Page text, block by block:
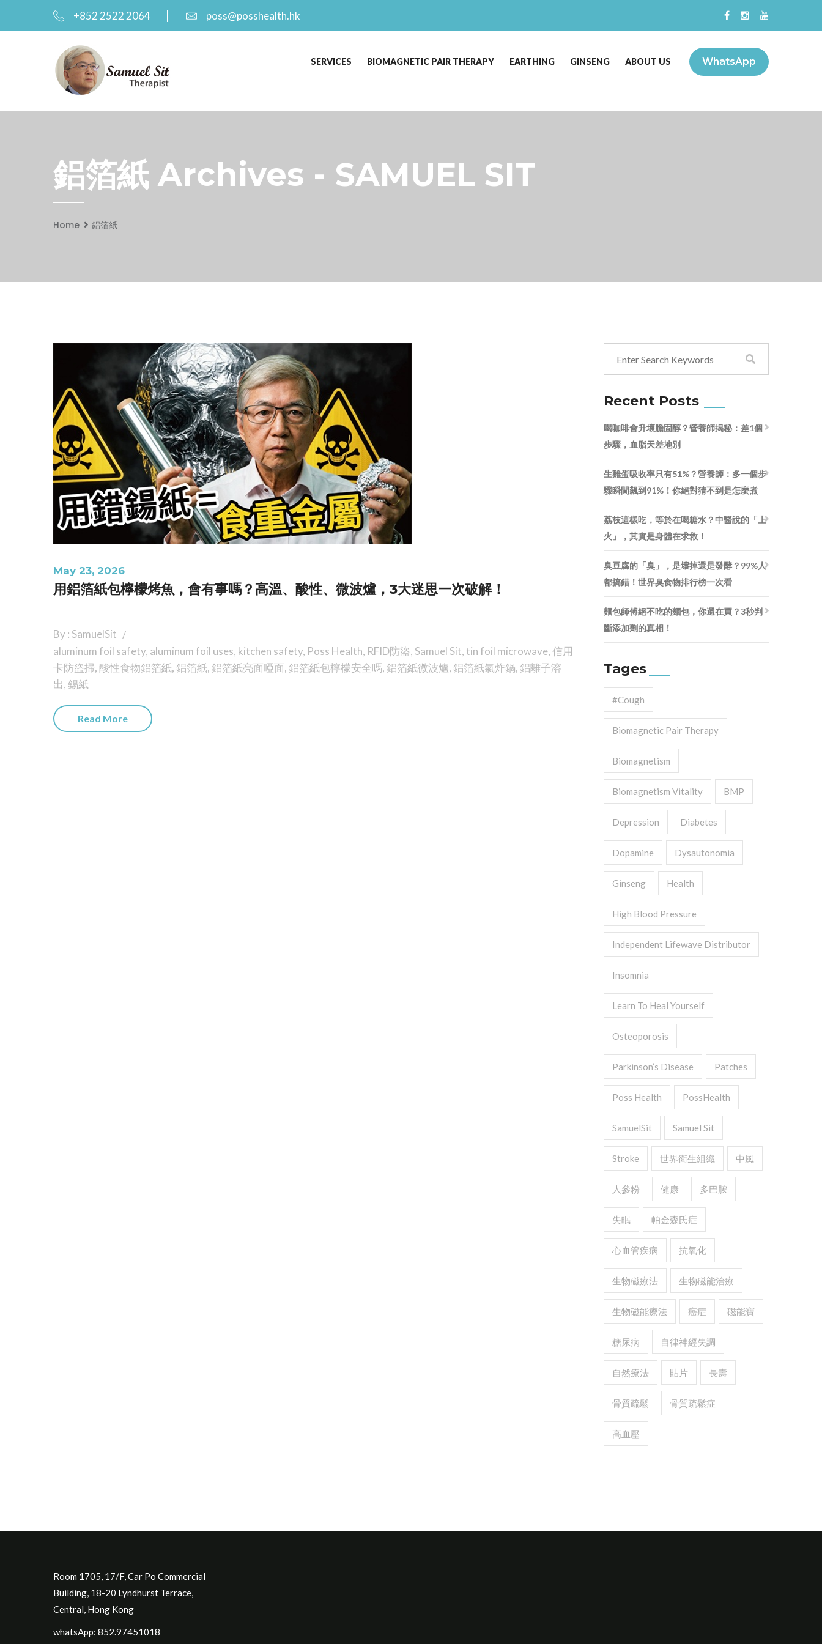
+852 2522 2064 poss@posshealth.hk
WhatsApp
SERVICES BIOMAGNETIC PAIR THERAPY EARTHING GINSENG ABOUT US
鋁箔紙 Archives - SAMUEL SIT
Home 鋁箔紙
May 23, 2026
用鋁箔紙包檸檬烤魚，會有事嗎？高溫、酸性、微波爐，3大迷思一次破解！
By : SamuelSit
aluminum foil safety, aluminum foil uses, kitchen safety, Poss Health, RFID防盜, Samuel Sit, tin foil microwave,信用
卡防盜掃,酸性食物鋁箔紙,鋁箔紙,鋁箔紙亮面啞面,鋁箔紙包檸檬安全嗎,鋁箔紙微波爐,鋁箔紙氣炸鍋,鋁離子溶
出,錫紙
Read More
Recent Posts
喝咖啡會升壞膽固醇？營養師揭秘：差1個
步驟，血脂天差地別
生雞蛋吸收率只有51%？營養師：多一個步
驟瞬間飆到91%！你絕對猜不到是怎麼煮
荔枝這樣吃，等於在喝糖水？中醫說的「上
火」，其實是身體在求救！
臭豆腐的「臭」，是壞掉還是發酵？99%人
都搞錯！世界臭食物排行榜一次看
麵包師傅絕不吃的麵包，你還在買？3秒判
斷添加劑的真相！
Tages
#cough
Biomagnetic Pair Therapy
Biomagnetism
Biomagnetism Vitality BMP
Depression Diabetes
Dopamine Dysautonomia
Ginseng Health
High Blood Pressure
Independent Lifewave Distributor
Insomnia
Learn To Heal Yourself
Osteoporosis
Parkinson’s Disease Patches
Poss Health PossHealth
SamuelSit Samuel Sit
Stroke 世界衛生組織 中風
人參粉 健康 多巴胺
失眠 帕金森氏症
心血管疾病 抗氧化
生物磁療法 生物磁能治療
生物磁能療法 癌症 磁能寶
糖尿病 自律神經失調
自然療法 貼片 長壽
骨質疏鬆 骨質疏鬆症
高血壓
Room 1705, 17/F, Car Po Commercial
Building, 18-20 Lyndhurst Terrace,
Central, Hong Kong
whatsApp: 852.97451018